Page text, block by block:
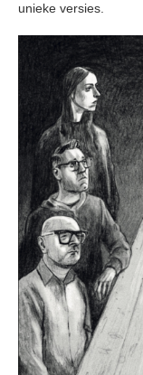
unieke versies.